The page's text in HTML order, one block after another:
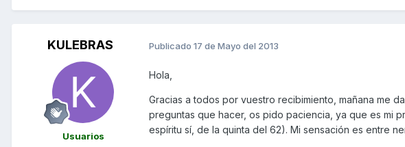
KULEBRAS
Usuarios
Publicado 17 de Mayo del 2013
Hola,
Gracias a todos por vuestro recibimiento, mañana me
preguntas que hacer, os pido paciencia, ya que es mi
espíritu sí, de la quinta del 62). Mi sensación es entre